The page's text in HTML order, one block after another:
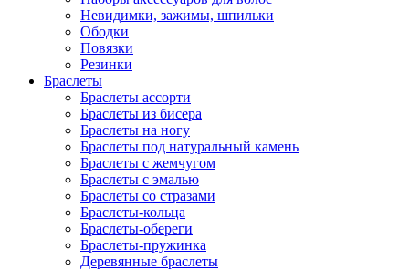
Невидимки, зажимы, шпильки
Ободки
Повязки
Резинки
Браслеты
Браслеты ассорти
Браслеты из бисера
Браслеты на ногу
Браслеты под натуральный камень
Браслеты с жемчугом
Браслеты с эмалью
Браслеты со стразами
Браслеты-кольца
Браслеты-обереги
Браслеты-пружинка
Деревянные браслеты